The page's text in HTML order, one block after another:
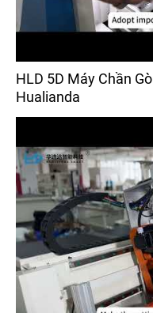
HLD 5D Máy Chần
Hualianda